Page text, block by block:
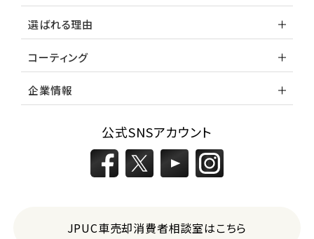
選ばれる理由
コーティング
企業情報
公式SNSアカウント
JPUC車売却消費者相談室はこちら